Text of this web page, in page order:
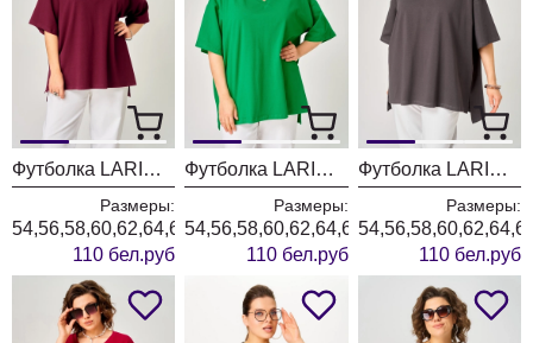
Футболка LARINI 090 бордовый
Размеры:
54,56,58,60,62,64,66
110 бел.руб
Футболка LARINI 090 зеленый
Размеры:
54,56,58,60,62,64,66
110 бел.руб
Футболка LARINI 090 графит
Размеры:
110 бел.руб